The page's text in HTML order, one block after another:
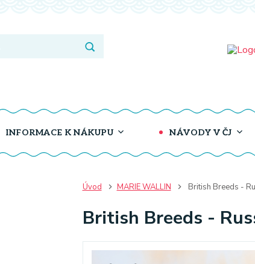
INFORMACE K NÁKUPU NÁVODY V ČJ
Úvod MARIE WALLIN British Breeds -
British Breeds -